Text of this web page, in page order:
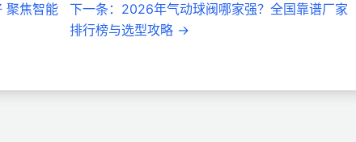
聚焦智能
下一条 ： 2026年气动球阀哪家强？全国靠谱厂家
排行榜与选型攻略 →